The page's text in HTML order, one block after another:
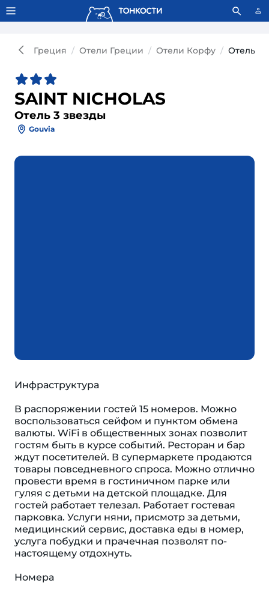
Тонкости используют сookie-файлы. Что это значит?
Греция Отели Греции Отели Корфу Отель
SAINT NICHOLAS
Отель 3 звезды
Gouvia
Инфраструктура
В распоряжении гостей 15 номеров. Можно
воспользоваться сейфом и пунктом обмена
валюты. WiFi в общественных зонах позволит
гостям быть в курсе событий. Ресторан и бар
ждут посетителей. В супермаркете продаются
товары повседневного спроса. Можно отлично
провести время в гостиничном парке или
гуляя с детьми на детской площадке. Для
гостей работает телезал. Работает гостевая
парковка. Услуги няни, присмотр за детьми,
медицинский сервис, доставка еды в номер,
услуга побудки и прачечная позволят по-
настоящему отдохнуть.
Номера